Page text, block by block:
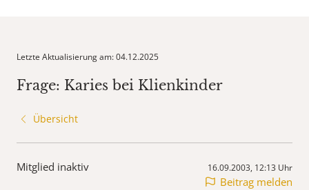
Letzte Aktualisierung am: 04.12.2025
Frage: Karies bei Klienkinder
Übersicht
Mitglied inaktiv 16.09.2003, 12:13 Uhr
Beitrag melden